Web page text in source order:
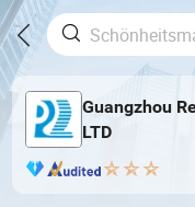
Guangzhou
LTD